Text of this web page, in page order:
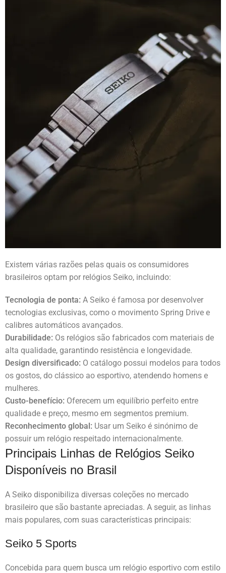
Existem várias razões pelas quais os consumidores
brasileiros optam por relógios Seiko, incluindo:
Tecnologia de ponta: A Seiko é famosa por desenvolver
tecnologias exclusivas, como o movimento Spring Drive e
calibres automáticos avançados.
Durabilidade: Os relógios são fabricados com materiais de
alta qualidade, garantindo resistência e longevidade.
Design diversificado: O catálogo possui modelos para todos
os gostos, do clássico ao esportivo, atendendo homens e
mulheres.
Custo-benefício: Oferecem um equilíbrio perfeito entre
qualidade e preço, mesmo em segmentos premium.
Reconhecimento global: Usar um Seiko é sinónimo de
possuir um relógio respeitado internacionalmente.
Principais Linhas de Relógios Seiko
Disponíveis no Brasil
A Seiko disponibiliza diversas coleções no mercado
brasileiro que são bastante apreciadas. A seguir, as linhas
mais populares, com suas características principais:
Seiko 5 Sports
Concebida para quem busca um relógio esportivo com estilo